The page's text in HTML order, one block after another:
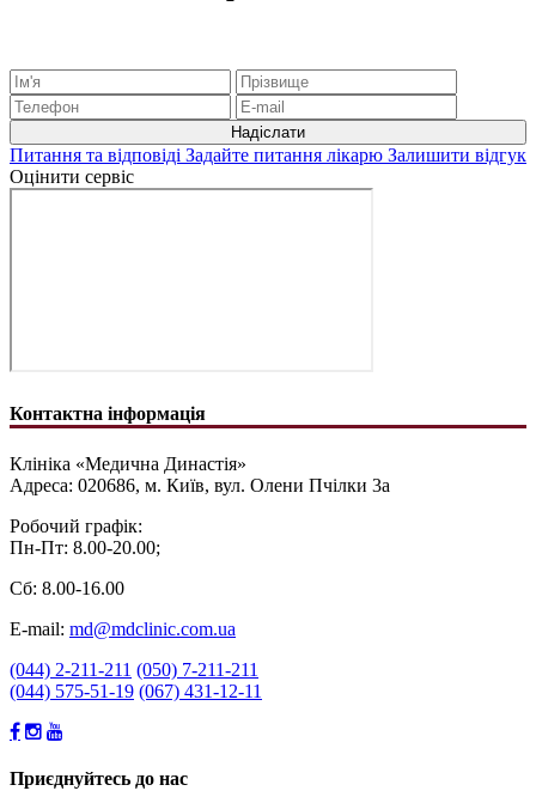
Питання та відповіді Задайте питання лікарю Залишити відгук
Оцінити сервіс
Контактна інформація
Клініка «Медична Династія»
Адреса: 020686, м. Київ, вул. Олени Пчілки 3а
Робочий графік:
Пн-Пт: 8.00-20.00;
Сб: 8.00-16.00
E-mail: md@mdclinic.com.ua
(044) 2-211-211 (050) 7-211-211
(044) 575-51-19 (067) 431-12-11
Приєднуйтесь до нас